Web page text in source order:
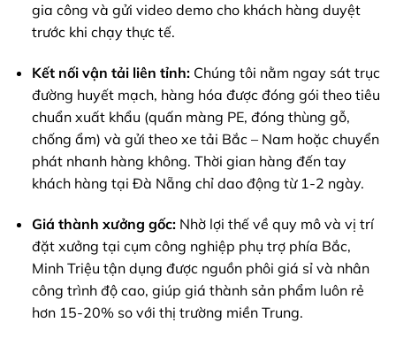
gia công và gửi video demo cho khách hàng duyệt
trước khi chạy thực tế.
Kết nối vận tải liên tỉnh:Chúng tôi nằm ngay sát trục
đường huyết mạch, hàng hóa được đóng gói theo tiêu
chuẩn xuất khẩu (quấn màng PE, đóng thùng gỗ,
chống ẩm) và gửi theo xe tải Bắc – Nam hoặc chuyển
phát nhanh hàng không. Thời gian hàng đến tay
khách hàng tại Đà Nẵng chỉ dao động từ 1-2 ngày.
Giá thành xưởng gốc:Nhờ lợi thế về quy mô và vị trí
đặt xưởng tại cụm công nghiệp phụ trợ phía Bắc,
Minh Triệu tận dụng được nguồn phôi giá sỉ và nhân
công trình độ cao, giúp giá thành sản phẩm luôn rẻ
hơn 15-20% so với thị trường miền Trung.